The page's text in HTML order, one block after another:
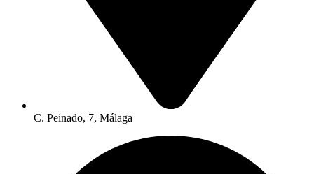
C. Peinado, 7, Málaga